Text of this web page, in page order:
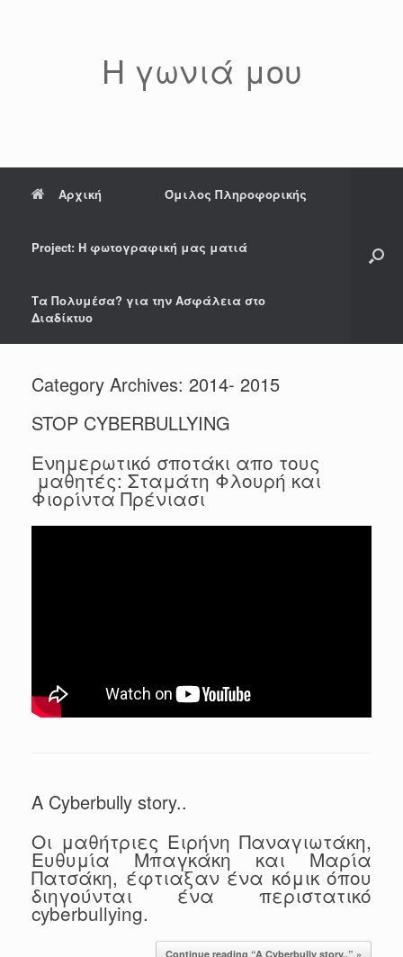
Η γωνιά μου
Αρχική Όμιλος Πληροφορικής
Project: Η φωτογραφική μας ματιά
Tα Πολυμέσα? για την Ασφάλεια στο
Διαδίκτυο
Category Archives: 2014- 2015
STOP CYBERBULLYING
Ενημερωτικό σποτάκι απο τους
μαθητές: Σταμάτη Φλουρή και
Φιορίντα Πρένιασι
A Cyberbully story..
Οι μαθήτριες Ειρήνη Παναγιωτάκη,
Ευθυμία Μπαγκάκη και Μαρία
Πατσάκη, έφτιαξαν ένα κόμικ όπου
διηγούνται ένα περιστατικό
cyberbullying.
Continue reading “A Cyberbully story..” »